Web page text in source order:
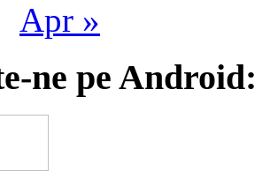
Apr »
ne pe Android: